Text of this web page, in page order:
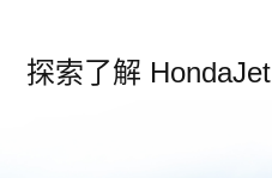
探索了解 HondaJet